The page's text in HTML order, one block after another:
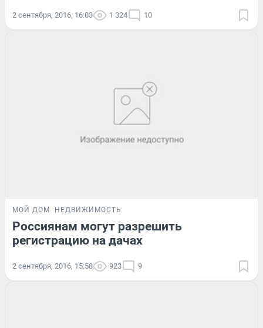
2 сентября, 2016, 16:03 1 324 10
МОЙ ДОМ НЕДВИЖИМОСТЬ
Россиянам могут разрешить
регистрацию на дачах
2 сентября, 2016, 15:58 923 9